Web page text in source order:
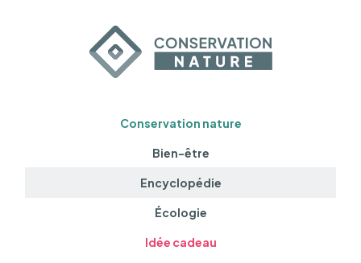
Conservation nature
Bien-être
Encyclopédie
Écologie
Idée cadeau